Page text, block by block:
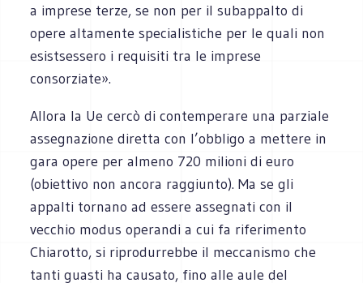
a imprese terze, se non per il subappalto di
opere altamente specialistiche per le quali non
esistsessero i requisiti tra le imprese
consorziate».
Allora la Ue cercò di contemperare una parziale
assegnazione diretta con l’obbligo a mettere in
gara opere per almeno 720 milioni di euro
(obiettivo non ancora raggiunto). Ma se gli
appalti tornano ad essere assegnati con il
vecchio modus operandi a cui fa riferimento
Chiarotto, si riprodurrebbe il meccanismo che
tanti guasti ha causato, fino alle aule del